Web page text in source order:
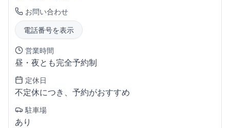
お問い合わせ
電話番号を表示
営業時間
昼・夜とも完全予約制
定休日
不定休につき、予約がおすすめ
駐車場
あり